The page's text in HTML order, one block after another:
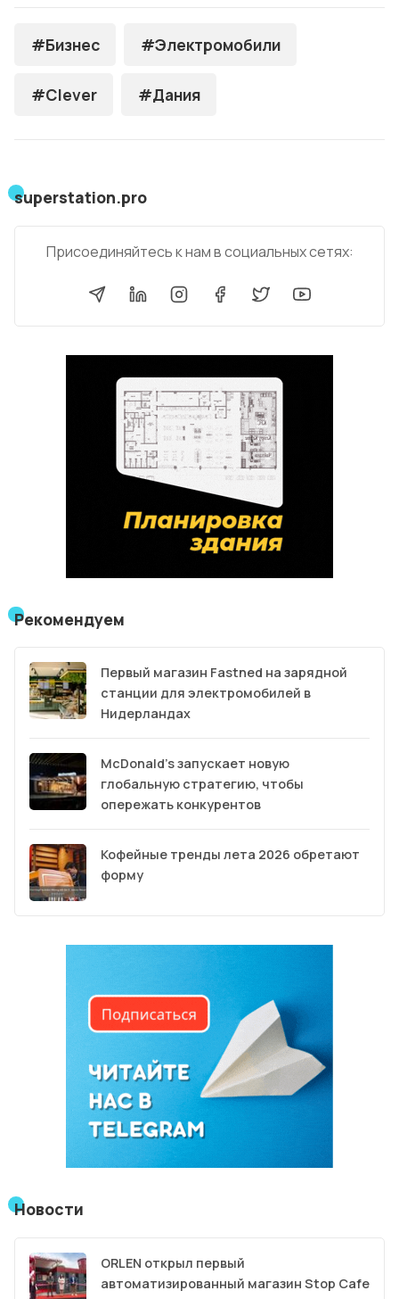
#Бизнес #Электромобили
#Clever #Дания
superstation.pro
Присоединяйтесь к нам в социальных сетях:
Рекомендуем
Первый магазин Fastned на зарядной
станции для электромобилей в
Нидерландах
McDonald’s запускает новую
глобальную стратегию, чтобы
опережать конкурентов
Кофейные тренды лета 2026 обретают
форму
Новости
ORLEN открыл первый
автоматизированный магазин Stop Cafe